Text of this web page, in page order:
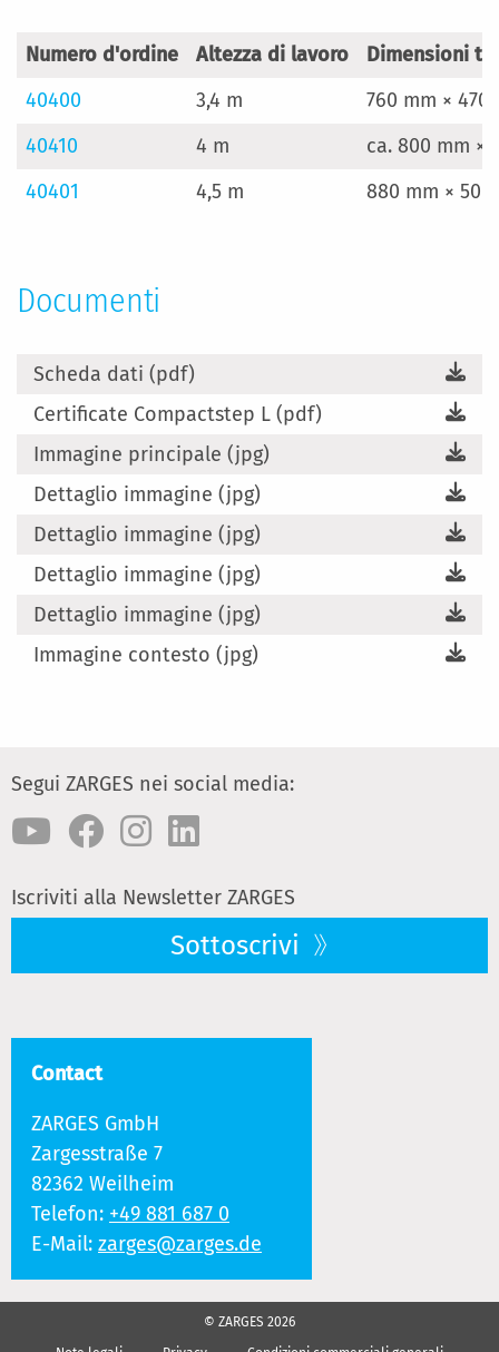
Numero d'ordine Altezza di lavoro
Dimensioni
40400
3,4 m
760 mm × 470
40410
4 m
ca. 800 mm ×
40401
4,5 m 880 mm × 500
Documenti
Scheda dati (pdf)
Certificate Compactstep L (pdf)
Immagine principale (jpg)
Dettaglio immagine (jpg)
Dettaglio immagine (jpg)
Dettaglio immagine (jpg)
Dettaglio immagine (jpg)
Immagine contesto (jpg)
Segui ZARGES nei social media:
Iscriviti alla Newsletter ZARGES
Sottoscrivi
Contact
ZARGES GmbH
Zargesstraße 7
82362 Weilheim
Telefon: +49 881 687 0
E-Mail: zarges@zarges.de
© ZARGES 2026